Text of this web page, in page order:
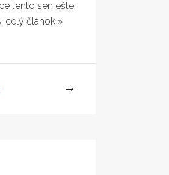
tento sen ešte
celý článok »